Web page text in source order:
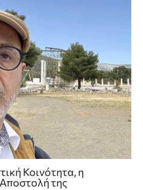
Κοινότητα, η
της